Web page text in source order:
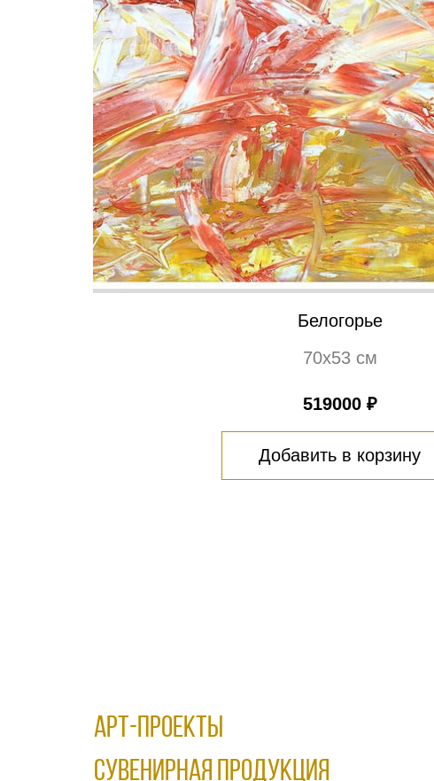
Белогорье
70х53 см
519000 ₽
Добавить в корзину
АРТ-ПРОЕКТЫ
Сувенирная продукция